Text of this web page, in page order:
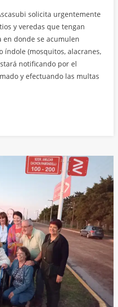
solicita urgentemente
y veredas que tengan
en donde se acumulen
índole (mosquitos, alacranes,
notificando por el
y efectuando las multas